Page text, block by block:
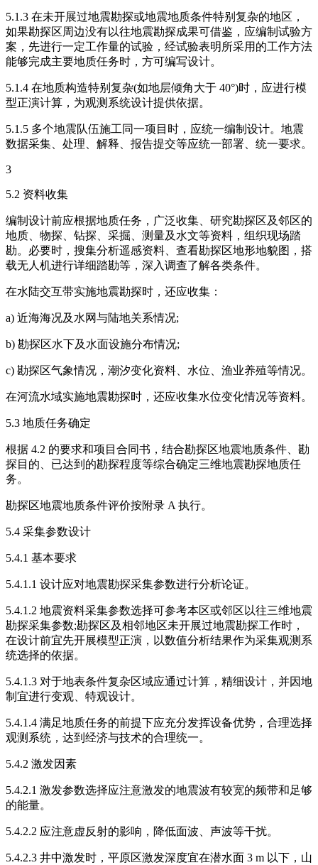
5.1.3 在未开展过地震勘探或地震地质条件特别复杂的地区，
如果勘探区周边没有以往地震勘探成果可借鉴，应编制试验方
案，先进行一定工作量的试验，经试验表明所采用的工作方法
能够完成主要地质任务时，方可编写设计。
5.1.4 在地质构造特别复杂(如地层倾角大于 40°)时，应进行模
型正演计算，为观测系统设计提供依据。
5.1.5 多个地震队伍施工同一项目时，应统一编制设计。地震
数据采集、处理、解释、报告提交等应统一部署、统一要求。
3
5.2 资料收集
编制设计前应根据地质任务，广泛收集、研究勘探区及邻区的
地质、物探、钻探、采掘、测量及水文等资料，组织现场踏
勘。必要时，搜集分析遥感资料、查看勘探区地形地貌图，搭
载无人机进行详细踏勘等，深入调查了解各类条件。
在水陆交互带实施地震勘探时，还应收集：
a) 近海海况及水网与陆地关系情况;
b) 勘探区水下及水面设施分布情况;
c) 勘探区气象情况，潮汐变化资料、水位、渔业养殖等情况。
在河流水域实施地震勘探时，还应收集水位变化情况等资料。
5.3 地质任务确定
根据 4.2 的要求和项目合同书，结合勘探区地震地质条件、勘
探目的、已达到的勘探程度等综合确定三维地震勘探地质任
务。
勘探区地震地质条件评价按附录 A 执行。
5.4 采集参数设计
5.4.1 基本要求
5.4.1.1 设计应对地震勘探采集参数进行分析论证。
5.4.1.2 地震资料采集参数选择可参考本区或邻区以往三维地震
勘探采集参数;勘探区及相邻地区未开展过地震勘探工作时，
在设计前宜先开展模型正演，以数值分析结果作为采集观测系
统选择的依据。
5.4.1.3 对于地表条件复杂区域应通过计算，精细设计，并因地
制宜进行变观、特观设计。
5.4.1.4 满足地质任务的前提下应充分发挥设备优势，合理选择
观测系统，达到经济与技术的合理统一。
5.4.2 激发因素
5.4.2.1 激发参数选择应注意激发的地震波有较宽的频带和足够
的能量。
5.4.2.2 应注意虚反射的影响，降低面波、声波等干扰。
5.4.2.3 井中激发时，平原区激发深度宜在潜水面 3 m 以下，山